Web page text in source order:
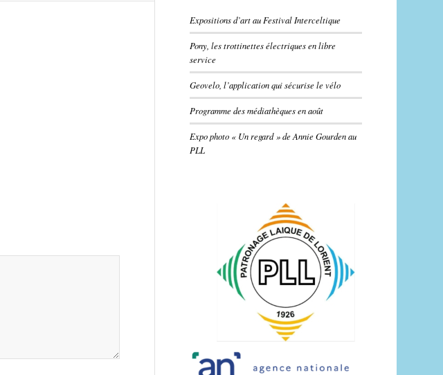
Expositions d’art au Festival Interceltique
Pony, les trottinettes électriques en libre
service
Geovelo, l’application qui sécurise le vélo
Programme des médiathèques en août
Expo photo « Un regard » de Annie Gourden au
PLL